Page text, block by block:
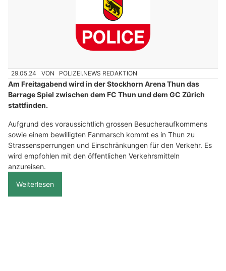
29.05.24 VON POLIZEI.NEWS REDAKTION
Am Freitagabend wird in der Stockhorn Arena Thun das
Barrage Spiel zwischen dem FC Thun und dem GC Zürich
stattfinden.
Aufgrund des voraussichtlich grossen Besucheraufkommens
sowie einem bewilligten Fanmarsch kommt es in Thun zu
Strassensperrungen und Einschränkungen für den Verkehr. Es
wird empfohlen mit den öffentlichen Verkehrsmitteln
anzureisen.
Weiterlesen